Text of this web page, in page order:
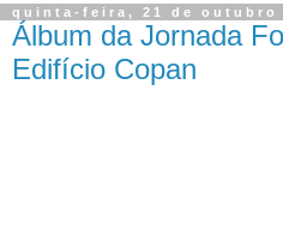
quinta-feira, 21 de outubro
Álbum da Jornada
Edifício Copan